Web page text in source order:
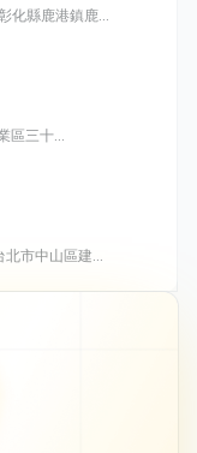
化縣鹿港鎮鹿
區三十五
北市中山區建國